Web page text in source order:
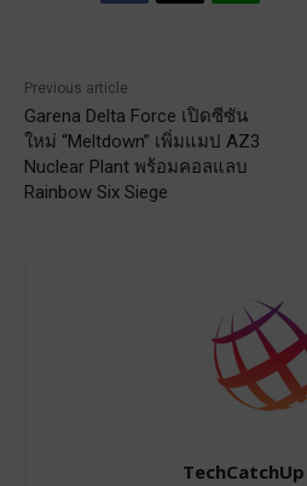
Previous article
Garena Delta Force เปิดซีซัน
ใหม่ “Meltdown” เพิ่มแมป AZ3
Nuclear Plant พร้อมคอลแลบ
Rainbow Six Siege